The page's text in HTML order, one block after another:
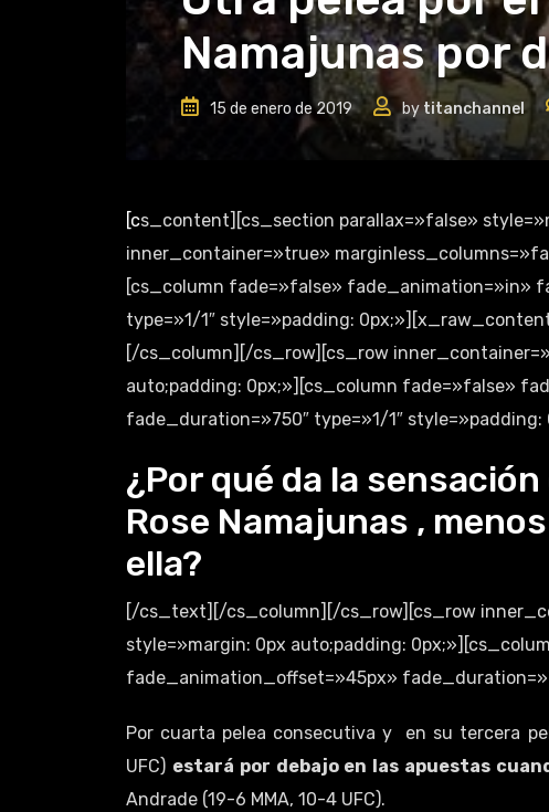
Namajunas por
15 de enero de 2019 bytitanchannel
[cs_content][cs_section parallax=»false» style=»margin: 0px;padding: 0px;»][cs_row
inner_container=»true»
[cs_column fade=»false» fade_animation=»in»
type=»1/1″ style=»padding:
[/cs_column][/cs_row][cs_row
auto;padding: 0px;»][cs_column fade=»false»
fade_duration=»750″ type=»1/1″
¿Por qué da la
Rose Namajunas ,
ella?
[/cs_text][/cs_column][/cs_row][cs_row
style=»margin: 0px auto;padding:
fade_animation_offset=»45px»
Por cuarta pelea consecutiva y en su tercera
UFC) estará por debajo en las apuestas
Andrade (19-6 MMA, 10-4 UFC).